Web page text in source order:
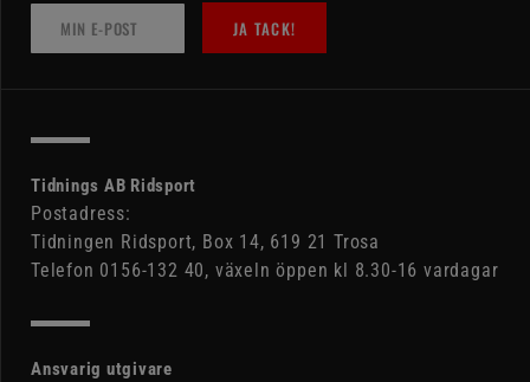
JA TACK!
Tidnings AB Ridsport
Postadress:
Tidningen Ridsport, Box 14, 619 21 Trosa
Telefon 0156-132 40, växeln öppen kl 8.30-16 vardagar
Ansvarig utgivare